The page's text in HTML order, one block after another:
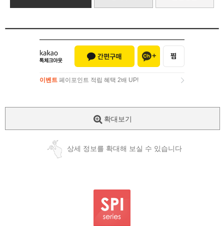
이벤트 페이포인트 적립 혜택 2배 UP!
확대보기
상세 정보를 확대해 보실 수 있습니다